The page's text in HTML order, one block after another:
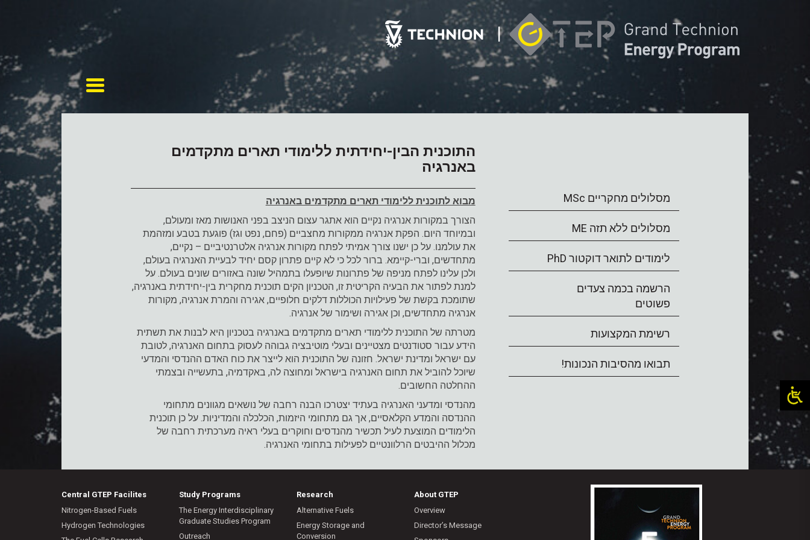
Toggle navigation
מסלולים מחקריים MSc
מסלולים ללא תזה ME
לימודים לתואר דוקטור PhD
הרשמה בכמה צעדים
פשוטים
רשימת המקצועות
תבואו מהסיבות הנכונות!
התוכנית הבין-יחידתית ללימודי תארים מתקדמים
באנרגיה
מבוא לתוכנית ללימודי תארים מתקדמים באנרגיה
הצורך במקורות אנרגיה נקיים הוא אתגר עצום הניצב בפני האנושות מאז ומעולם,
ובמיוחד היום. הפקת אנרגיה ממקורות מחצביים (פחם, נפט וגז) פוגעת בטבע ומזהמת
את עולמנו. על כן ישנו צורך אמיתי לפתח מקורות אנרגיה אלטרנטיביים – נקיים,
מתחדשים, וברי-קיימא. ברור לכל כי לא קיים פתרון קסם יחיד לבעיית האנרגיה בעולם,
ולכן עלינו לפתח מניפה של פתרונות שיופעלו בתמהיל שונה באזורים שונים בעולם. על
למנת לפתור את הבעיה הקריטית זו, הטכניון הקים תוכנית מחקרית בין-יחידתית באנרגיה,
שתומכת בקשת של פעילויות הכוללות דלקים חלופיים, אגירה והמרת אנרגיה, מקורות
אנרגיה מתחדשים, וכן אגירה ושימור של אנרגיה.
מטרתה של התוכנית ללימודי תארים מתקדמים באנרגיה בטכניון היא לבנות את תשתית
הידע עבור סטודנטים מצטיינים ובעלי מוטיבציה גבוהה לעסוק בתחום האנרגיה, לטובת
עם ישראל ומדינת ישראל. חזונה של התוכנית הוא לייצר את כוח האדם ההנדסי והמדעי
שיוכל להוביל את תחום האנרגיה בישראל ומחוצה לה, באקדמיה, בתעשייה ובצמתי
ההחלטה החשובים.
מהנדסי ומדעני האנרגיה בעתיד יצטרכו הבנה רחבה של נושאים מגוונים מתחומי
ההנדסה והמדע הקלאסיים, אך גם מתחומי היזמות, הכלכלה והמדיניות. על כן תוכנית
הלימודים המוצעת לעיל תכשיר מהנדסים וחוקרים בעלי ראיה מערכתית רחבה של
מכלול ההיבטים הרלוונטיים לפעילות בתחומי האנרגיה.
About GTEP
Overview
Director’s Message
Research
Alternative Fuels
Energy Storage and
Conversion
Study Programs
The Energy Interdisciplinary
Graduate Studies Program
Outreach
Central GTEP Facilites
Nitrogen-Based Fuels
Hydrogen Technologies